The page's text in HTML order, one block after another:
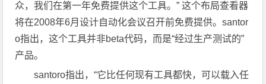
众，我们在第一年免费提供这个工具。” 这个布局查看器
将在2008年6月设计自动化会议召开前免费提供。santor
o指出，这个工具并非beta代码，而是“经过生产测试的”
产品。
santoro指出，“它比任何现有工具都快，可以载入任